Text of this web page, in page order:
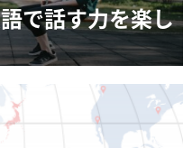
で話す力を楽し